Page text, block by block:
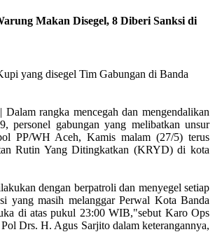
Makan Disegel, 8 Diberi Sanksi di
yang disegel Tim Gabungan di Banda
| Dalam rangka mencegah dan mengendalikan
personel gabungan yang melibatkan unsur
PP/WH Aceh, Kamis malam (27/5) terus
Rutin Yang Ditingkatkan (KRYD) di kota
dengan berpatroli dan menyegel setiap
yang masih melanggar Perwal Kota Banda
di atas pukul 23:00 WIB,"sebut Karo Ops
Drs. H. Agus Sarjito dalam keterangannya,